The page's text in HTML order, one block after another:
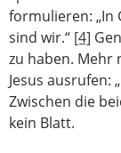
formulieren: „In
sind wir.“ [4]
zu haben. Mehr
Jesus ausrufen:
Zwischen die
kein Blatt.